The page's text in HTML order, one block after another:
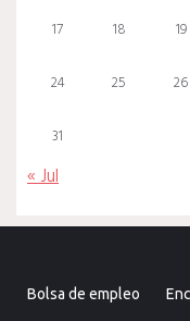
17 18 19
24 25 26
31
« Jul
Bolsa de empleo